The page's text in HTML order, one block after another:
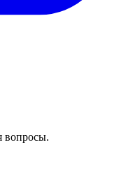
вопросы.